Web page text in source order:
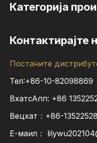
Категорија
Контактирајте
Постаните
Тел:+86-10-82098869
ВхатсАпп: +86
Вецхат：+86-
Е-маил：